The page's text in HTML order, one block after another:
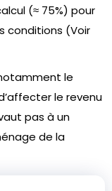
(≈ 75%) pour
conditions (Voir
le
le revenu
pas à un
de la